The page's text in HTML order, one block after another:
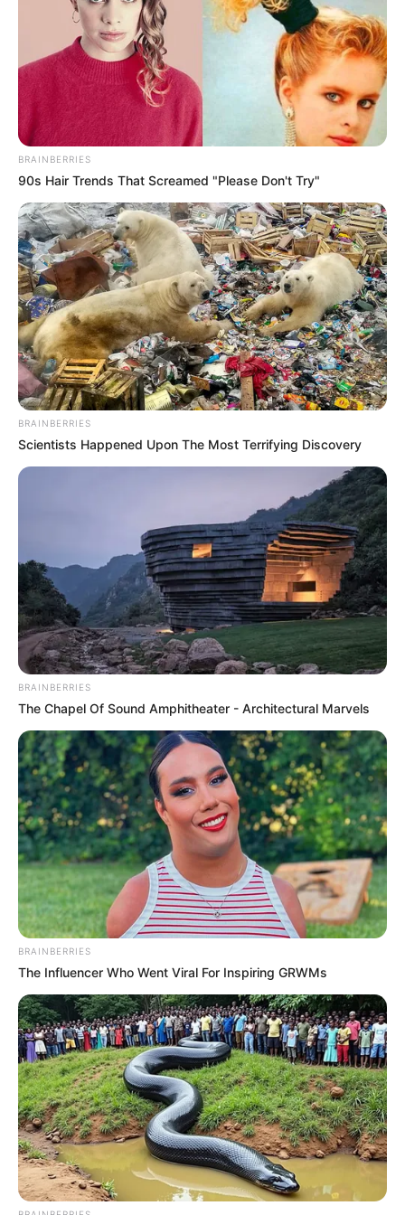
πρωτοετείς
Ακολουθήστε το evianews.com στοGoogle
News
ΤΑ ΠΙΟ ΔΗΜΟΦΙΛΗ
BRAINBERRIES
90s Hair Trends That Screamed "Please Don't Try"
BRAINBERRIES
Scientists Happened Upon The Most Terrifying Discovery
BRAINBERRIES
The Chapel Of Sound Amphitheater - Architectural Marvels
BRAINBERRIES
The Influencer Who Went Viral For Inspiring GRWMs